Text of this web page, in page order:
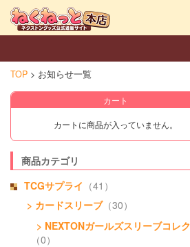
TOP お知らせ一覧
カート
カートに商品が入っていません。
商品カテゴリ
TCGサプライ （41）
> カードスリーブ（30）
> NEXTONガールズスリーブコレ
（0）